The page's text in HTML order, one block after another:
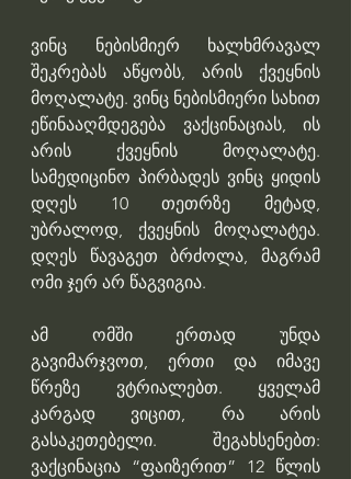
ვინც ნებისმიერ ხალხმრავალ
შეკრებას აწყობს, არის ქვეყნის
მოღალატე. ვინც ნებისმიერი სახით
ეწინააღმდეგება ვაქცინაციას, ის
არის ქვეყნის მოღალატე.
სამედიცინო პირბადეს ვინც ყიდის
დღეს 10 თეთრზე მეტად,
უბრალოდ, ქვეყნის მოღალატეა.
დღეს წავაგეთ ბრძოლა, მაგრამ
ომი ჯერ არ წაგვიგია.
ამ ომში ერთად უნდა
გავიმარჯვოთ, ერთი და იმავე
წრეზე ვტრიალებთ. ყველამ
კარგად ვიცით, რა არის
გასაკეთებელი. შეგახსენებთ:
ვაქცინაცია “ფაიზერით” 12 წლის